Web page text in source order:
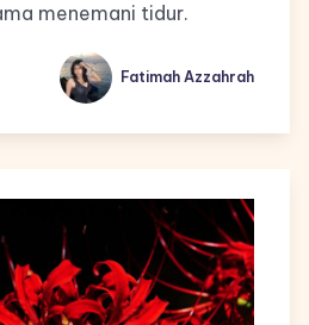
menemani tidur.
Fatimah Azzahrah